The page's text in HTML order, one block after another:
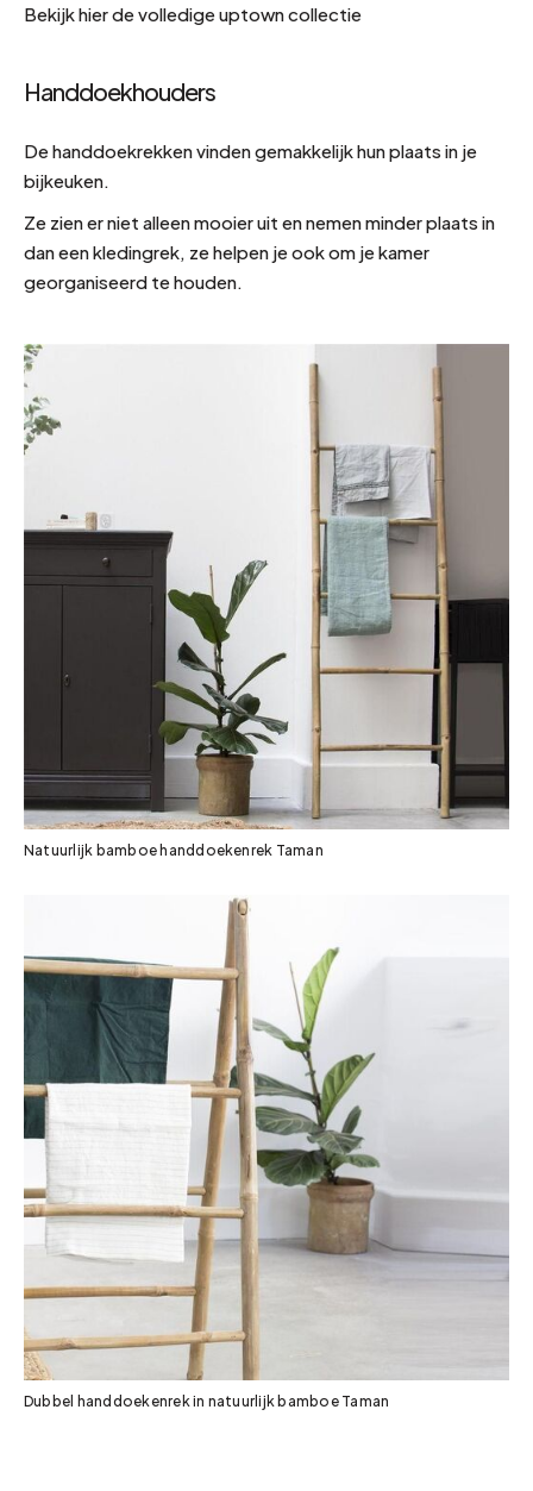
Bekijk hier de volledige uptown collectie
Handdoekhouders
De handdoekrekken vinden gemakkelijk hun plaats in je
bijkeuken.
Ze zien er niet alleen mooier uit en nemen minder plaats in
dan een kledingrek, ze helpen je ook om je kamer
georganiseerd te houden.
Natuurlijk bamboe handdoekenrek Taman
Dubbel handdoekenrek in natuurlijk bamboe Taman